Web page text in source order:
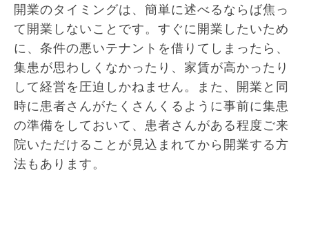
開業のタイミングは、簡単に述べるならば焦っ
て開業しないことです。すぐに開業したいため
に、条件の悪いテナントを借りてしまったら、
集患が思わしくなかったり、家賃が高かったり
して経営を圧迫しかねません。また、開業と同
時に患者さんがたくさんくるように事前に集患
の準備をしておいて、患者さんがある程度ご来
院いただけることが見込まれてから開業する方
法もあります。